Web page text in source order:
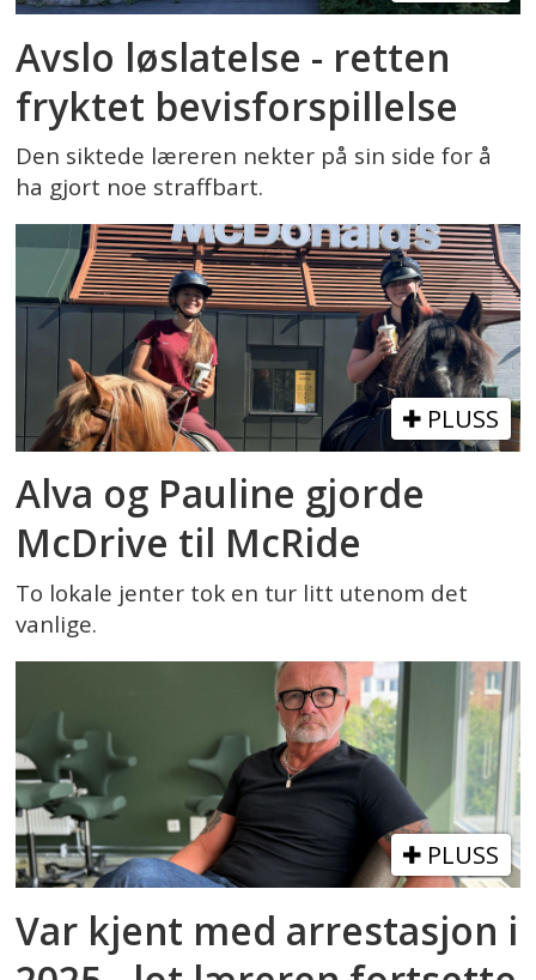
Avslo løslatelse - retten
fryktet bevisforspillelse
Den siktede læreren nekter på sin side for å
ha gjort noe straffbart.
PLUSS
Alva og Pauline gjorde
McDrive til McRide
To lokale jenter tok en tur litt utenom det
vanlige.
PLUSS
Var kjent med arrestasjon i